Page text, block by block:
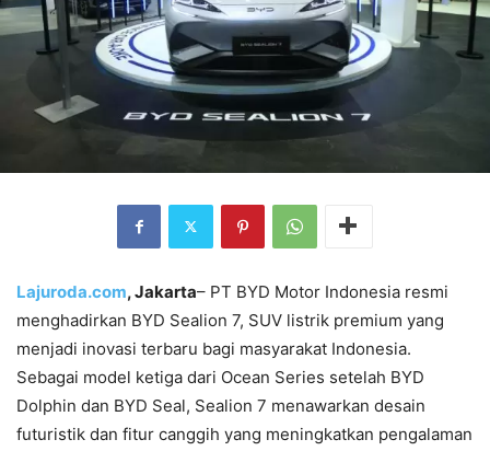
Lajuroda.com, Jakarta– PT BYD Motor Indonesia resmi
menghadirkan BYD Sealion 7, SUV listrik premium yang
menjadi inovasi terbaru bagi masyarakat Indonesia.
Sebagai model ketiga dari Ocean Series setelah BYD
Dolphin dan BYD Seal, Sealion 7 menawarkan desain
futuristik dan fitur canggih yang meningkatkan pengalaman